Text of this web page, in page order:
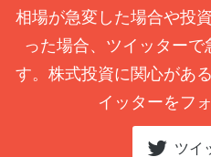
相場が急変した場合や投
った場合、ツイッターで
す。株式投資に関心があ
イッターをフ
ツイ